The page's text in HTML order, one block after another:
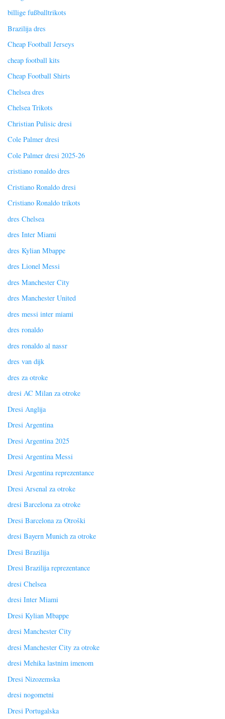
billige fußballtrikots
Brazilija dres
Cheap Football Jerseys
cheap football kits
Cheap Football Shirts
Chelsea dres
Chelsea Trikots
Christian Pulisic dresi
Cole Palmer dresi
Cole Palmer dresi 2025-26
cristiano ronaldo dres
Cristiano Ronaldo dresi
Cristiano Ronaldo trikots
dres Chelsea
dres Inter Miami
dres Kylian Mbappe
dres Lionel Messi
dres Manchester City
dres Manchester United
dres messi inter miami
dres ronaldo
dres ronaldo al nassr
dres van dijk
dres za otroke
dresi AC Milan za otroke
Dresi Anglija
Dresi Argentina
Dresi Argentina 2025
Dresi Argentina Messi
Dresi Argentina reprezentance
Dresi Arsenal za otroke
dresi Barcelona za otroke
Dresi Barcelona za Otroški
dresi Bayern Munich za otroke
Dresi Brazilija
Dresi Brazilija reprezentance
dresi Chelsea
dresi Inter Miami
Dresi Kylian Mbappe
dresi Manchester City
dresi Manchester City za otroke
dresi Mehika lastnim imenom
Dresi Nizozemska
dresi nogometni
Dresi Portugalska